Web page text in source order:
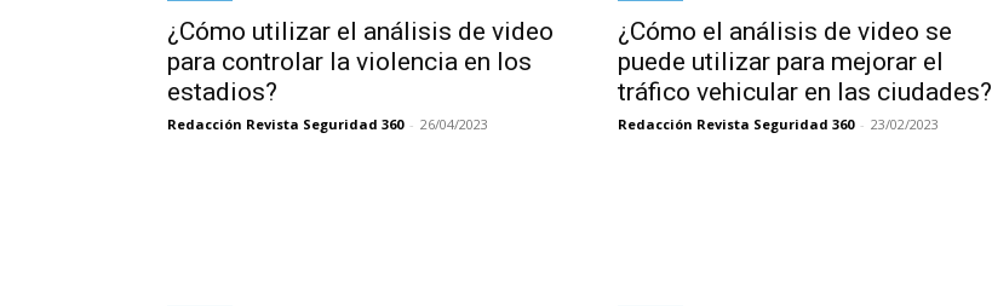
¿Cómo utilizar el análisis de video
para controlar la violencia en los
estadios?
Redacción Revista Seguridad 360 - 26/04/2023
¿Cómo el análisis de video se
puede utilizar para mejorar el
tráfico vehicular en las ciudades?
Redacción Revista Seguridad 360 - 23/02/2023